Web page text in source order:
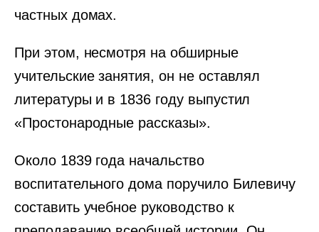
частных домах.
При этом, несмотря на обширные
учительские занятия, он не оставлял
литературы и в 1836 году выпустил
«Простонародные рассказы».
Около 1839 года начальство
воспитательного дома поручило Билевичу
составить учебное руководство к